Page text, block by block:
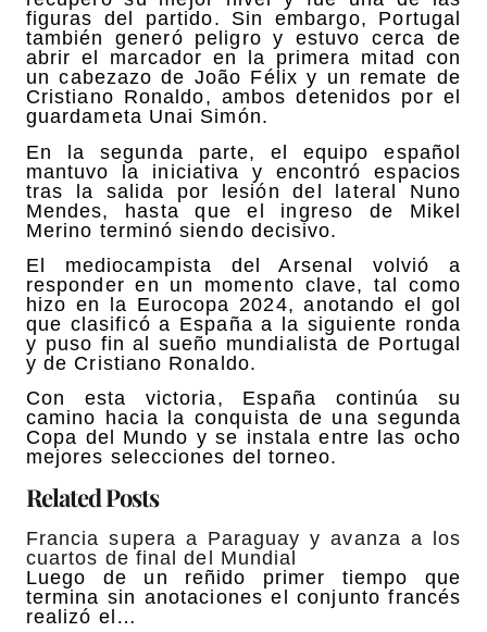
figuras del partido. Sin embargo, Portugal
también generó peligro y estuvo cerca de
abrir el marcador en la primera mitad con
un cabezazo de João Félix y un remate de
Cristiano Ronaldo, ambos detenidos por el
guardameta Unai Simón.
En la segunda parte, el equipo español
mantuvo la iniciativa y encontró espacios
tras la salida por lesión del lateral Nuno
Mendes, hasta que el ingreso de Mikel
Merino terminó siendo decisivo.
El mediocampista del Arsenal volvió a
responder en un momento clave, tal como
hizo en la Eurocopa 2024, anotando el gol
que clasificó a España a la siguiente ronda
y puso fin al sueño mundialista de Portugal
y de Cristiano Ronaldo.
Con esta victoria, España continúa su
camino hacia la conquista de una segunda
Copa del Mundo y se instala entre las ocho
mejores selecciones del torneo.
Related Posts
Francia supera a Paraguay y avanza a los
cuartos de final del Mundial
Luego de un reñido primer tiempo que
termina sin anotaciones el conjunto francés
realizó el…